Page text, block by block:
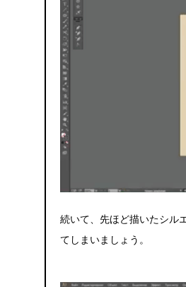
続いて、先ほど描いたシル
てしまいましょう。